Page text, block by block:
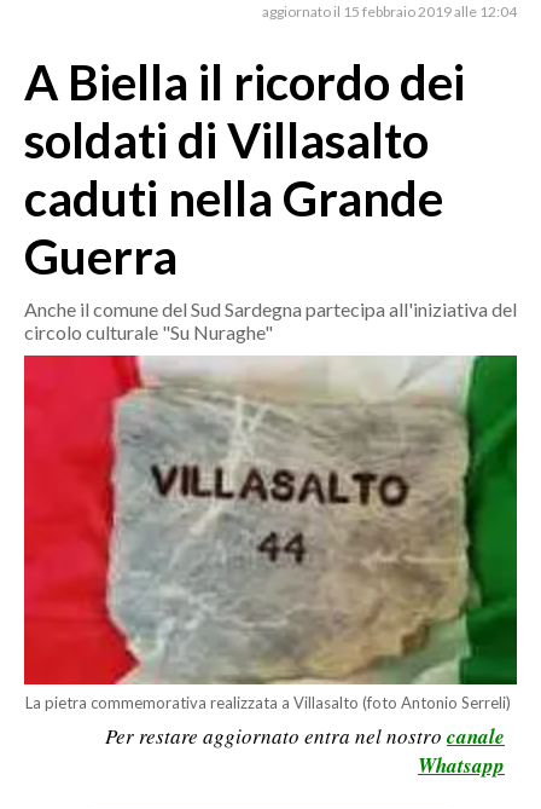
MEDIO CAMPIDANO
SASSARI E PROVINCIA
GALLURA
NUORO E PROVINCIA
OGLIASTRA
CRONACA
ECONOMIA
SERVIZI ALLE IMPRESE
SPORT IN SARDEGNA
aggiornato il 15 febbraio 2019 alle 12:04
A Biella il ricordo dei
soldati di Villasalto
caduti nella Grande
Guerra
Anche il comune del Sud Sardegna partecipa all'iniziativa del
circolo culturale "Su Nuraghe"
La pietra commemorativa realizzata a Villasalto (foto Antonio Serreli)
Per restare aggiornato entra nel nostro canale
Whatsapp